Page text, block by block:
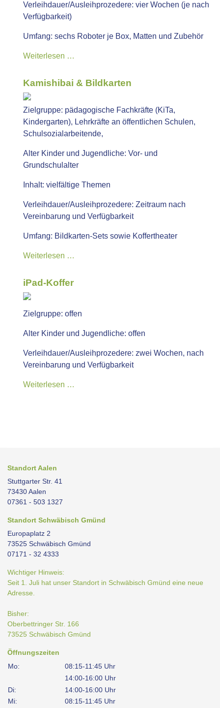
Verleihdauer/Ausleihprozedere: vier Wochen (je nach
Verfügbarkeit)
Umfang: sechs Roboter je Box, Matten und Zubehör
Weiterlesen …
Kamishibai & Bildkarten
Zielgruppe: pädagogische Fachkräfte (KiTa,
Kindergarten), Lehrkräfte an öffentlichen Schulen,
Schulsozialarbeitende,
Alter Kinder und Jugendliche: Vor- und
Grundschulalter
Inhalt: vielfältige Themen
Verleihdauer/Ausleihprozedere: Zeitraum nach
Vereinbarung und Verfügbarkeit
Umfang: Bildkarten-Sets sowie Koffertheater
Weiterlesen …
iPad-Koffer
Zielgruppe: offen
Alter Kinder und Jugendliche: offen
Verleihdauer/Ausleihprozedere: zwei Wochen, nach
Vereinbarung und Verfügbarkeit
Weiterlesen …
Standort Aalen
Stuttgarter Str. 41
73430 Aalen
07361 - 503 1327
Standort Schwäbisch Gmünd
Europaplatz 2
73525 Schwäbisch Gmünd
07171 - 32 4333
Wichtiger Hinweis:
Seit 1. Juli hat unser Standort in Schwäbisch Gmünd eine neue
Adresse.
Bisher:
Oberbettringer Str. 166
73525 Schwäbisch Gmünd
Öffnungszeiten
Mo:
08:15-11:45 Uhr
14:00-16:00 Uhr
Di:
14:00-16:00 Uhr
Mi:
08:15-11:45 Uhr